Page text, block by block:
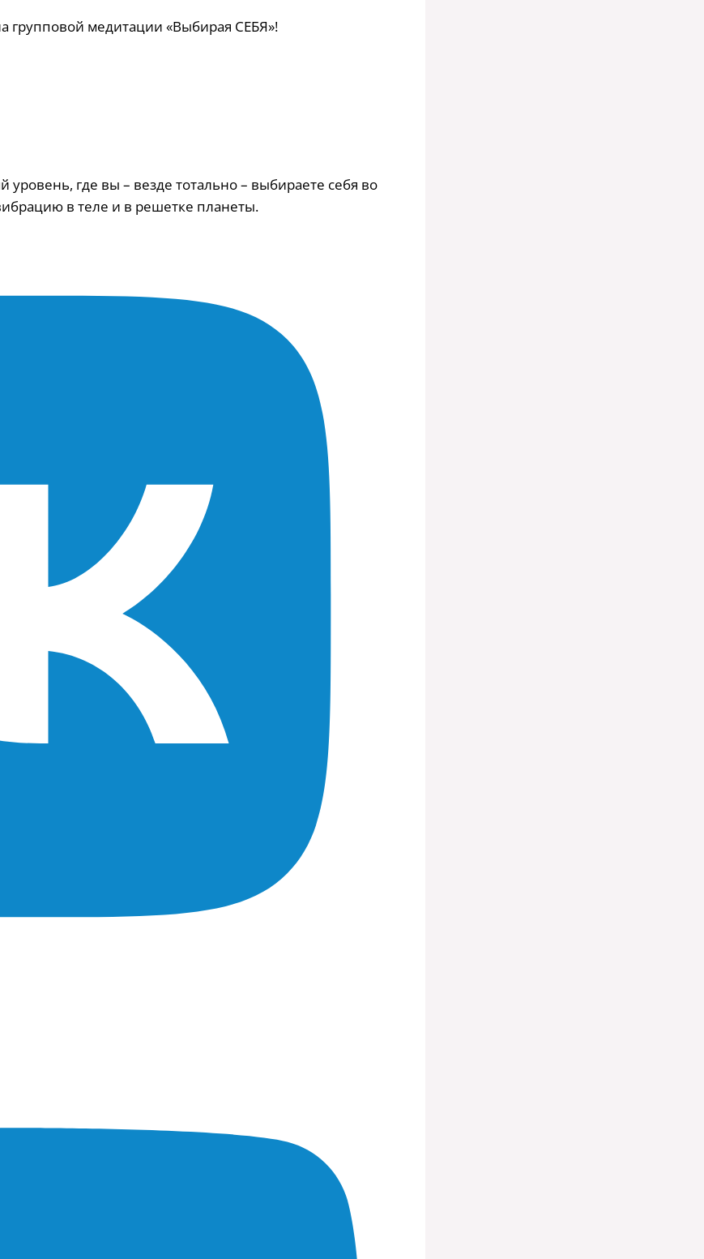
групповой медитации «Выбирая СЕБЯ»!
где вы – везде тотально – выбираете себя во
в теле и в решетке планеты.